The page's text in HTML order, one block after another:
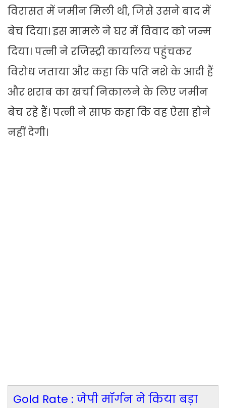
विरासत में जमीन मिली थी, जिसे उसने बाद में
बेच दिया। इस मामले ने घर में विवाद को जन्म
दिया। पत्नी ने रजिस्ट्री कार्यालय पहुंचकर
विरोध जताया और कहा कि पति नशे के आदी हैं
और शराब का खर्चा निकालने के लिए जमीन
बेच रहे हैं। पत्नी ने साफ कहा कि वह ऐसा होने
नहीं देगी।
Gold Rate : जेपी मॉर्गन ने किया बड़ा